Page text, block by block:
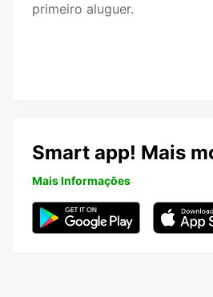
primeiro aluguer.
Smart app! Mais
Mais Informações